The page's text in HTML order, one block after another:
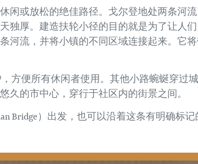
闲或放松的绝佳路径。戈尔登地处两条河
独厚。建造扶轮小径的目的就是为了让人
河流，并将小镇的不同区域连接起来。它
方便所有休闲者使用。其他小路蜿蜒穿过
久的市中心，穿行于社区内的街景之间。
Bridge）出发，也可以沿着这条有明确标